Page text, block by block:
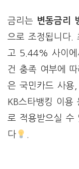
금리는 변동금리
으로 조정됩니다.
고 5.44% 사이에
건 충족 여부에
은 국민카드 사용,
KB스타뱅킹 이용
로 적용받으실 수
다